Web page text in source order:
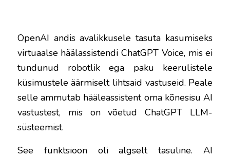
OpenAI andis avalikkusele tasuta kasumiseks
virtuaalse häälassistendi ChatGPT Voice, mis ei
tundunud robotlik ega paku keerulistele
küsimustele äärmiselt lihtsaid vastuseid. Peale
selle ammutab hääleassistent oma kõnesisu AI
vastustest, mis on võetud ChatGPT LLM-
süsteemist.
See funktsioon oli algselt tasuline. AI